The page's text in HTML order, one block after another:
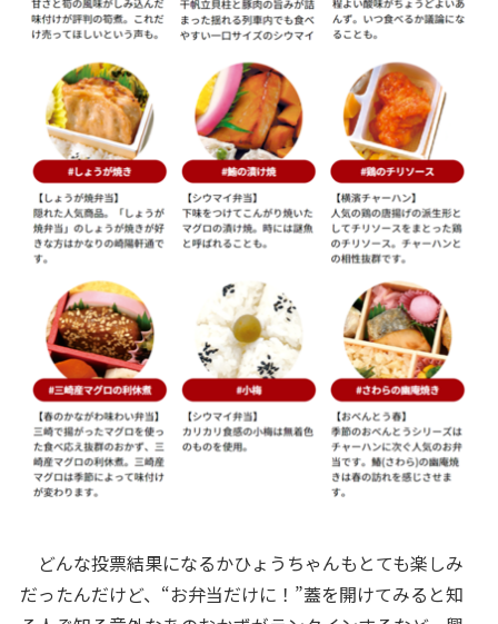
どんな投票結果になるかひょうちゃんもとても楽しみ
だったんだけど、“お弁当だけに！”蓋を開けてみると知